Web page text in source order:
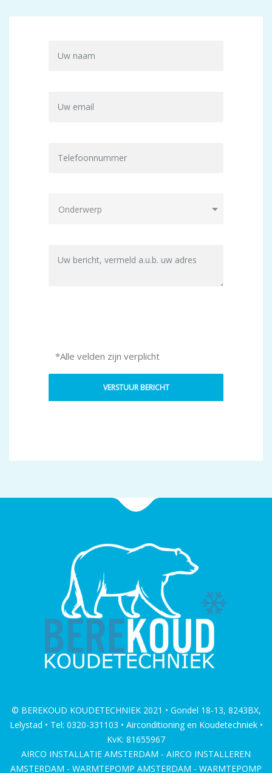
*Alle velden zijn verplicht
© BEREKOUD KOUDETECHNIEK 2021 • Gondel 18-13, 8243BX,
Lelystad • Tel: 0320-331103 • Airconditioning en Koudetechniek •
KvK: 81655967
AIRCO INSTALLATIE AMSTERDAM - AIRCO INSTALLEREN
AMSTERDAM - WARMTEPOMP AMSTERDAM - WARMTEPOMP